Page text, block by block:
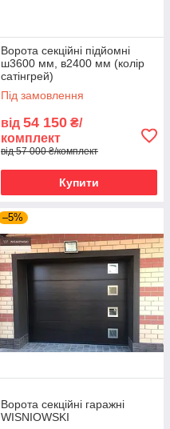
Ворота секційні підйомні
ш3600 мм, в2400 мм (колір
сатінгрей)
Під замовлення
від 54 150 ₴/
комплект
від 57 000 ₴/комплект
Купити
–5%
Ворота секційні гаражні
WISNIOWSKI